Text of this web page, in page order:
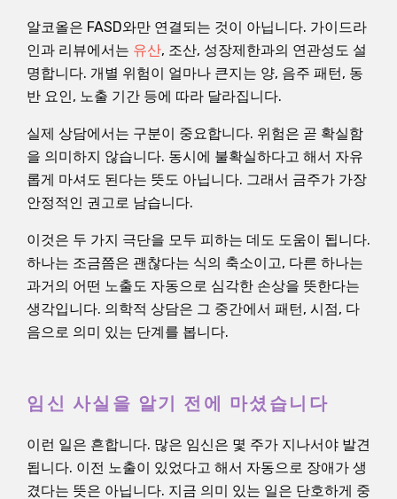
알코올은 FASD와만 연결되는 것이 아닙니다. 가이드라
인과 리뷰에서는 유산, 조산, 성장제한과의 연관성도 설
명합니다. 개별 위험이 얼마나 큰지는 양, 음주 패턴, 동
반 요인, 노출 기간 등에 따라 달라집니다.
실제 상담에서는 구분이 중요합니다. 위험은 곧 확실함
을 의미하지 않습니다. 동시에 불확실하다고 해서 자유
롭게 마셔도 된다는 뜻도 아닙니다. 그래서 금주가 가장
안정적인 권고로 남습니다.
이것은 두 가지 극단을 모두 피하는 데도 도움이 됩니다.
하나는 조금쯤은 괜찮다는 식의 축소이고, 다른 하나는
과거의 어떤 노출도 자동으로 심각한 손상을 뜻한다는
생각입니다. 의학적 상담은 그 중간에서 패턴, 시점, 다
음으로 의미 있는 단계를 봅니다.
임신 사실을 알기 전에 마셨습니다
이런 일은 흔합니다. 많은 임신은 몇 주가 지나서야 발견
됩니다. 이전 노출이 있었다고 해서 자동으로 장애가 생
겼다는 뜻은 아닙니다. 지금 의미 있는 일은 단호하게 중